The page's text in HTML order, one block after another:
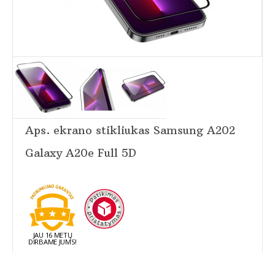
Aps. ekrano stikliukas Samsung A202
Galaxy A20e Full 5D
JAU 16 METŲ
DIRBAME JUMS!